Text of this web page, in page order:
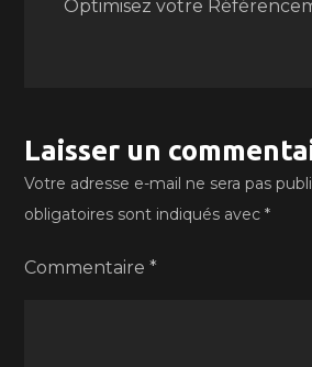
l’article
Optimisez votre
Laisser un
Votre adresse e-mail ne sera pas
obligatoires sont indiqués avec*
Commentaire*